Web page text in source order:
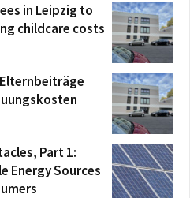
in Leipzig to
childcare costs
Part 1:
Energy Sources